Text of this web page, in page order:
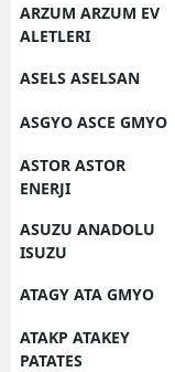
ARZUM ARZUM EV
ALETLERI
ASELS ASELSAN
ASGYO ASCE GMYO
ASTOR ASTOR
ENERJI
ASUZU ANADOLU
ISUZU
ATAGY ATA GMYO
ATAKP ATAKEY
PATATES